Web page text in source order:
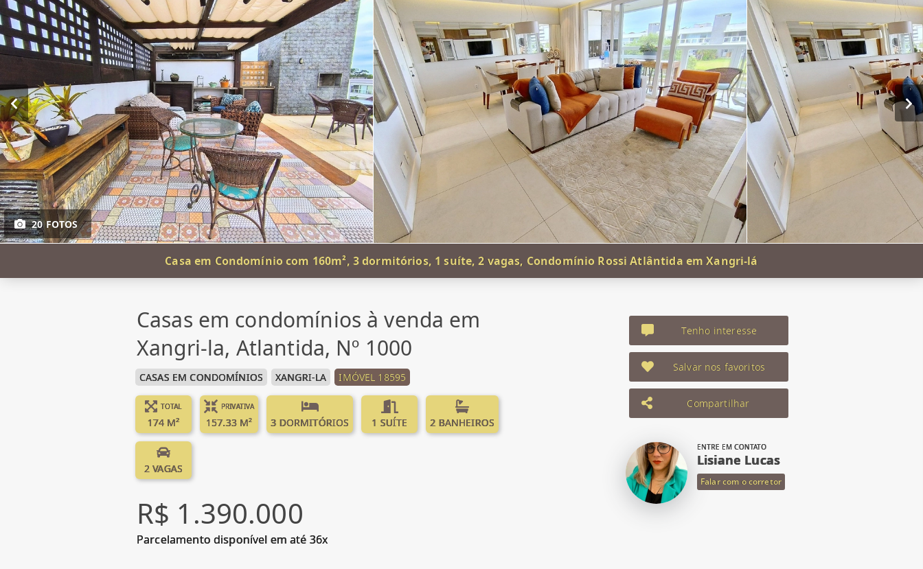
20 FOTOS
Casa em Condomínio com 160m², 3 dormitórios, 1 suíte, 2 vagas, Condomínio Rossi Atlântida em Xangri-lá
Casas em condomínios à venda em
Xangri-la, Atlantida, Nº 1000
CASAS EM CONDOMÍNIOS XANGRI-LA IMÓVEL 18595
TOTAL
174 M²
PRIVATIVA
157.33 M² 3 DORMITÓRIOS 1 SUÍTE 2 BANHEIROS
2 VAGAS
R$ 1.390.000
Parcelamento disponível em até 36x
Tenho interesse
Salvar nos favoritos
Compartilhar
ENTRE EM CONTATO
Lisiane Lucas
Falar com o corretor